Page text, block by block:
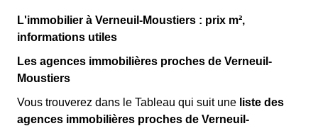
L'immobilier à Verneuil-Moustiers : prix m²,
informations utiles
Les agences immobilières proches de Verneuil-
Moustiers
Vous trouverez dans le Tableau qui suit une liste des
agences immobilières proches de Verneuil-